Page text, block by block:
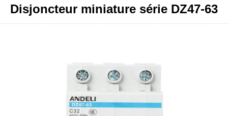
Disjoncteur miniature série DZ47-63